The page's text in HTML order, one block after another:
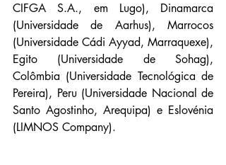
CIFGA S.A., em Lugo), Dinamarca
(Universidade de Aarhus), Marrocos
(Universidade Cádi Ayyad, Marraquexe),
Egito (Universidade de Sohag),
Colômbia (Universidade Tecnológica de
Pereira), Peru (Universidade Nacional de
Santo Agostinho, Arequipa) e Eslovénia
(LIMNOS Company).